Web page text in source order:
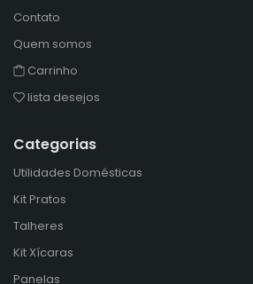
Contato
Quem somos
Carrinho
lista desejos
Categorias
Utilidades Domésticas
Kit Pratos
Talheres
Kit Xícaras
Panelas